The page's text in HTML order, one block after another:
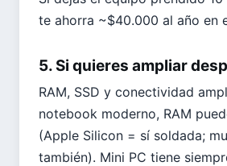
te ahorra ~$40.000 al año en
5. Si quieres ampliar
RAM, SSD y conectividad
notebook moderno, RAM
(Apple Silicon = sí soldada;
también). Mini PC tiene